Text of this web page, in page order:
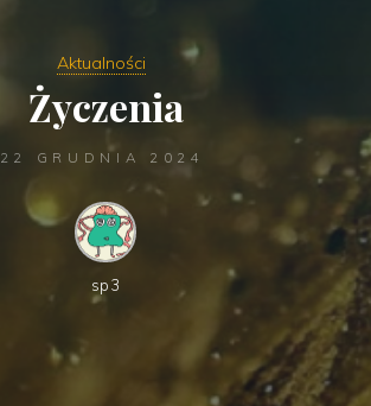
Aktualności
Życzenia
22 GRUDNIA 2024
sp3